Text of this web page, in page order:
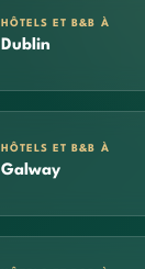
HÔTELS ET B&B À
Dublin
HÔTELS ET B&B À
Galway